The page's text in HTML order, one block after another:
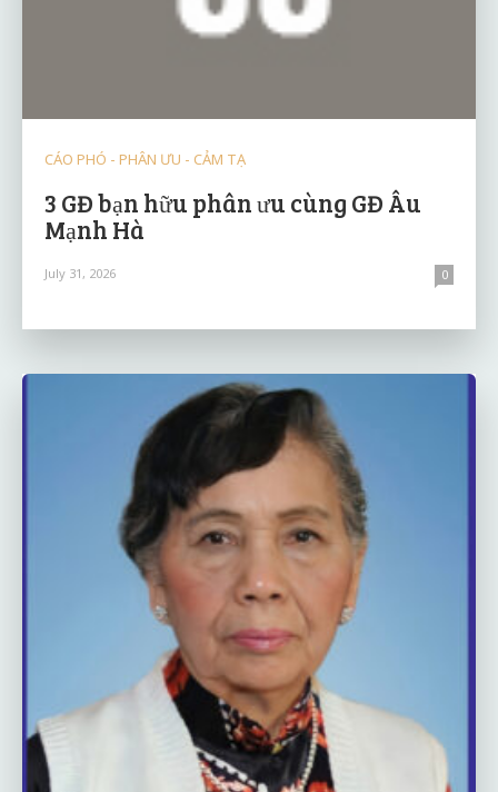
CÁO PHÓ - PHÂN ƯU - CẢM TẠ
3 GĐ bạn hữu phân ưu cùng GĐ Âu
Mạnh Hà
July 31, 2026 0